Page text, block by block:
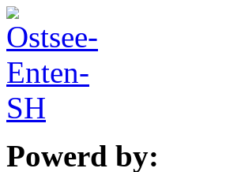
Powerd by: